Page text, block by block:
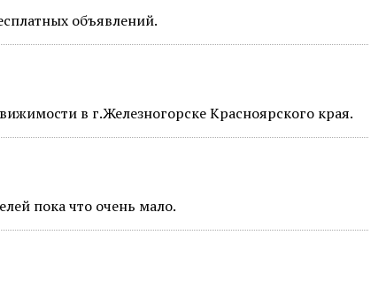
объявлений.
в г.Железногорске Красноярского края.
пока что очень мало.